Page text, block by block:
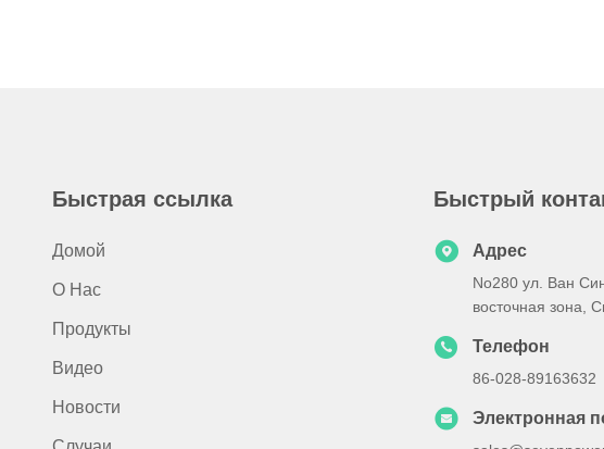
Быстрая ссылка
Домой
О Нас
Продукты
Видео
Новости
Быстрый
Адрес
No280 ул. Ван
восточная зона,
Телефон
86-028-89163632
Электронная